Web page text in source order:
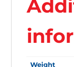
Weight